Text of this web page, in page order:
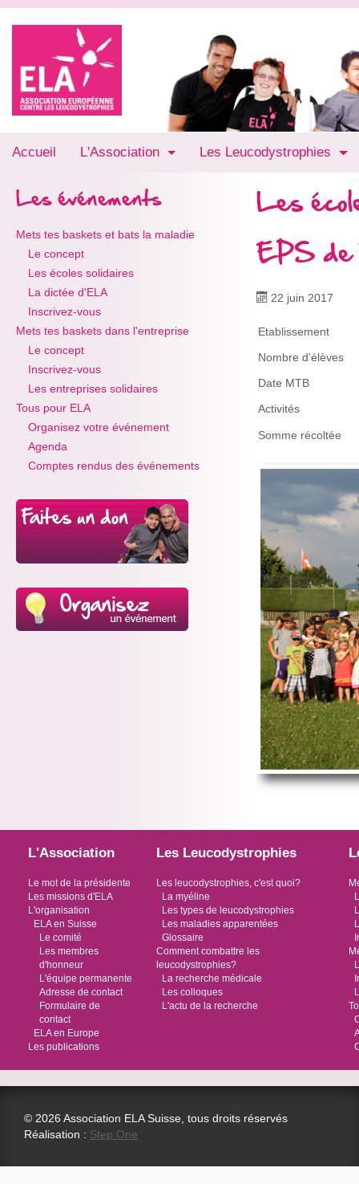
Accueil L'Association Les Leucodystrophies
Les événements
Mets tes baskets et bats la maladie
Le concept
Les écoles solidaires
La dictée d'ELA
Inscrivez-vous
Mets tes baskets dans l'entreprise
Le concept
Inscrivez-vous
Les entreprises solidaires
Tous pour ELA
Organisez votre événement
Agenda
Comptes rendus des événements
Les
EPS de
22 juin 2017
Etablissement
Nombre d'élèves
Date MTB
Activités
Somme récoltée
L'Association
Le mot de la présidente
Les missions d'ELA
L'organisation
ELA en Suisse
Le comité
Les membres
d'honneur
L'équipe permanente
Adresse de contact
Formulaire de
contact
ELA en Europe
Les publications
Les Leucodystrophies
Les leucodystrophies, c'est quoi?
La myéline
Les types de leucodystrophies
Les maladies apparentées
Glossaire
Comment combattre les
leucodystrophies?
La recherche médicale
Les colloques
L'actu de la recherche
© 2026 Association ELA Suisse, tous droits réservés
Réalisation : Step One